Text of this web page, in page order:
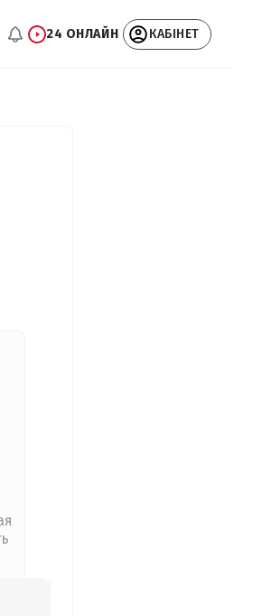
24 ОНЛАЙН КАБІНЕТ